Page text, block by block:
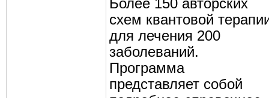
Более 150 авторских
схем квантовой
для лечения 200
заболеваний.
Программа
представляет собой